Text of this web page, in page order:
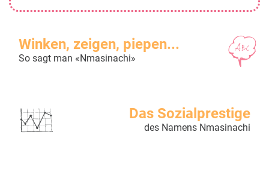
Winken, zeigen, piepen...
So sagt man «Nmasinachi»
Das Sozialprestige
des Namens Nmasinachi